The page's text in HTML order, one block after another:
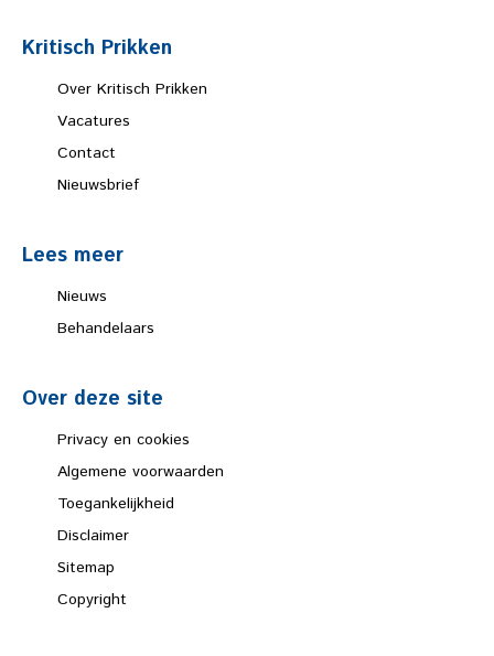
Kritisch Prikken
Over Kritisch Prikken
Vacatures
Contact
Nieuwsbrief
Lees meer
Nieuws
Behandelaars
Over deze site
Privacy en cookies
Algemene voorwaarden
Toegankelijkheid
Disclaimer
Sitemap
Copyright